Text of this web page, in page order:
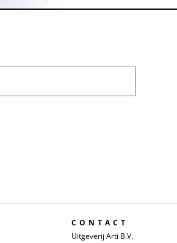
CONTACT
Uitgeverij Arti B.V.